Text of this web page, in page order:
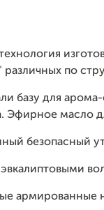
по
базу для
Эфирное масло
безопасный
армированные